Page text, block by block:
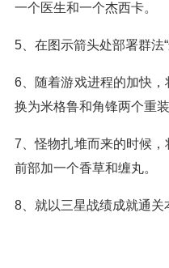
一个医生和一个杰西卡。
5、在图示箭头处部署群法
6、随着游戏进程的加快
换为米格鲁和角锋两个重
7、怪物扎堆而来的时候
前部加一个香草和缠丸。
8、就以三星战绩成就通关